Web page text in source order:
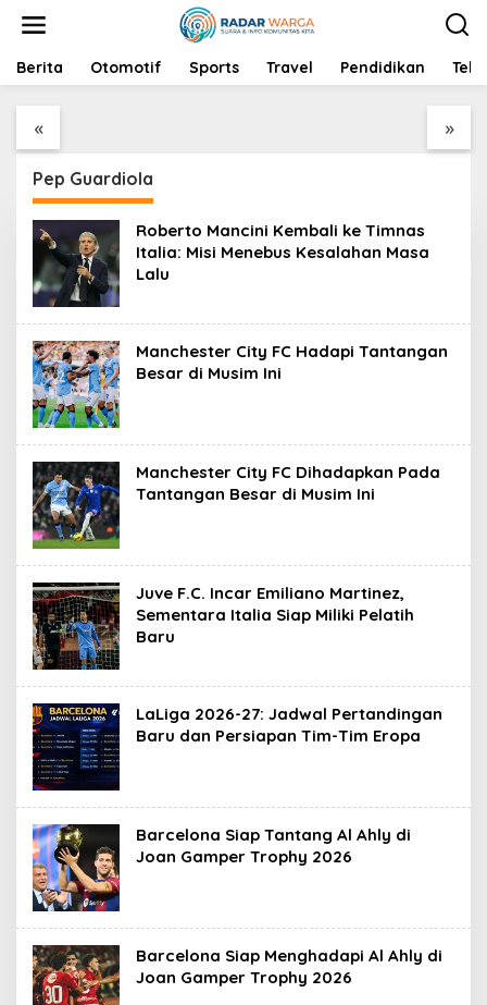
t
Berita Otomotif Sports Travel Pendidikan
« »
Bagas Maulana Pindah
ke Ganda Campuran,
Tepat?
Kayong Utara Tampil
Memukau dalam MTQ
Pep Guardiola
Roberto Mancini Kembali ke Timnas
Italia: Misi Menebus Kesalahan Masa
Lalu
Manchester City FC Hadapi Tantangan
Besar di Musim Ini
Manchester City FC Dihadapkan Pada
Tantangan Besar di Musim Ini
Juve F.C. Incar Emiliano Martinez,
Sementara Italia Siap Miliki Pelatih
Baru
LaLiga 2026-27: Jadwal Pertandingan
Baru dan Persiapan Tim-Tim Eropa
Barcelona Siap Tantang Al Ahly di
Joan Gamper Trophy 2026
Barcelona Siap Menghadapi Al Ahly di
Joan Gamper Trophy 2026